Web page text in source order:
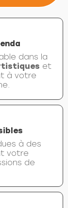
dans la
et
à votre
à des
votre
de